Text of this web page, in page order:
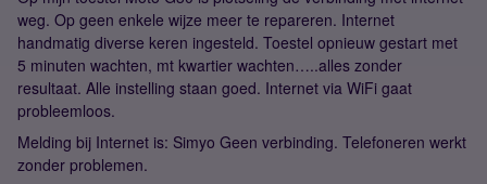
weg. Op geen enkele wijze meer te repareren. Internet
handmatig diverse keren ingesteld. Toestel opnieuw gestart met
5 minuten wachten, mt kwartier wachten…..alles zonder
resultaat. Alle instelling staan goed. Internet via WiFi gaat
probleemloos.
Melding bij Internet is: Simyo Geen verbinding. Telefoneren werkt
zonder problemen.